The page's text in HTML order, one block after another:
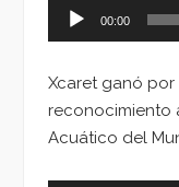
00:00
Xcaret ganó
reconocimiento
Acuático del